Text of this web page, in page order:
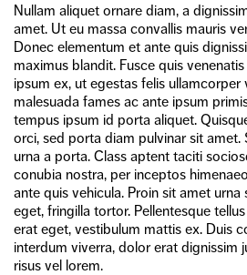
Nullam aliquet ornare diam, a
amet. Ut eu massa convallis mauris
Donec elementum et ante quis
maximus blandit. Fusce quis
ipsum ex, ut egestas felis ullamcorper
malesuada fames ac ante ipsum
tempus ipsum id porta aliquet.
orci, sed porta diam pulvinar sit amet.
urna a porta. Class aptent taciti
conubia nostra, per inceptos
ante quis vehicula. Proin sit amet urna
eget, fringilla tortor. Pellentesque
erat eget, vestibulum mattis ex. Duis
interdum viverra, dolor erat dignissim
risus vel lorem.